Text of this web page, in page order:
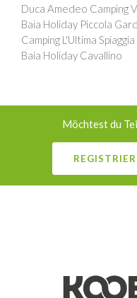
Duca Amedeo Camping
Baia Holiday Piccola
Camping L'Ultima
Baia Holiday Cavallino
Möchtest du